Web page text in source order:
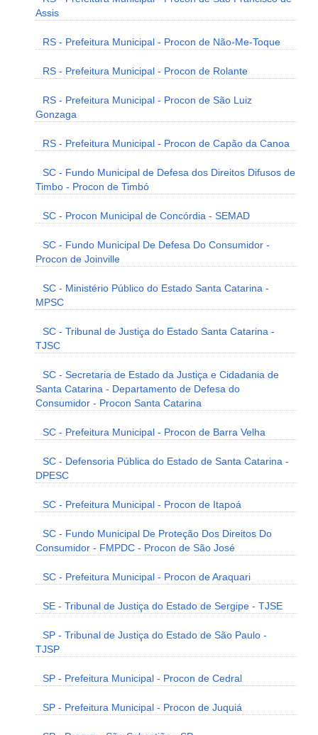
Assis
RS - Prefeitura Municipal - Procon de Não-Me-Toque
RS - Prefeitura Municipal - Procon de Rolante
RS - Prefeitura Municipal - Procon de São Luiz
Gonzaga
RS - Prefeitura Municipal - Procon de Capão da Canoa
SC - Fundo Municipal de Defesa dos Direitos Difusos de
Timbo - Procon de Timbó
SC - Procon Municipal de Concórdia - SEMAD
SC - Fundo Municipal De Defesa Do Consumidor -
Procon de Joinville
SC - Ministério Público do Estado Santa Catarina -
MPSC
SC - Tribunal de Justiça do Estado Santa Catarina -
TJSC
SC - Secretaria de Estado da Justiça e Cidadania de
Santa Catarina - Departamento de Defesa do
Consumidor - Procon Santa Catarina
SC - Prefeitura Municipal - Procon de Barra Velha
SC - Defensoria Pública do Estado de Santa Catarina -
DPESC
SC - Prefeitura Municipal - Procon de Itapoá
SC - Fundo Municipal De Proteção Dos Direitos Do
Consumidor - FMPDC - Procon de São José
SC - Prefeitura Municipal - Procon de Araquari
SE - Tribunal de Justiça do Estado de Sergipe - TJSE
SP - Tribunal de Justiça do Estado de São Paulo -
TJSP
SP - Prefeitura Municipal - Procon de Cedral
SP - Prefeitura Municipal - Procon de Juquiá